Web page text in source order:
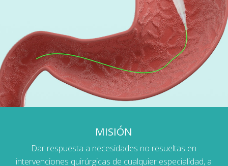
MISIÓN
Dar respuesta a necesidades no resueltas en
intervenciones quirúrgicas de cualquier especialidad, a